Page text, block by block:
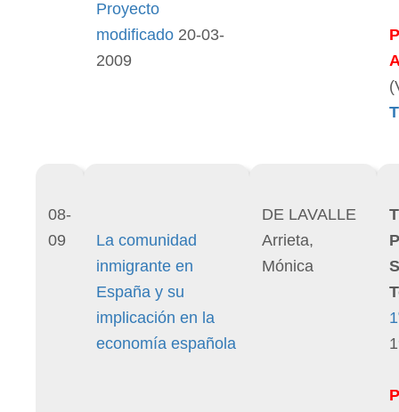
Proyecto
modificado 20-03-
2009
08-
09
La comunidad
inmigrante en
España y su
implicación en la
economía española
DE LAVALLE
Arrieta,
Mónica
1